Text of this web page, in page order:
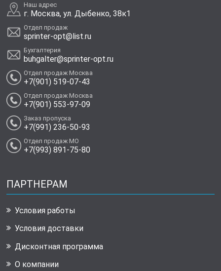
Наш адрес
г. Москва, ул. Дыбенко, 38к1
Отдел продаж
sprinter-opt@list.ru
Бухгалтерия
buhgalter@sprinter-opt.ru
Отдел продаж Москва
+7(901) 519-07-43
Отдел продаж Москва
+7(901) 553-97-09
Заказ пропуска
+7(991) 236-50-93
Отдел продаж МО
+7(993) 891-75-80
ПАРТНЕРАМ
Условия работы
Условия доставки
Дисконтная программа
О компании